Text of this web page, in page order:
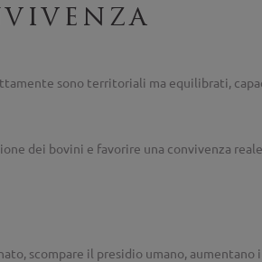
sono territoriali ma equilibrati,
dei bovini e favorire una convivenza reale
scompare il presidio umano, aumentano i